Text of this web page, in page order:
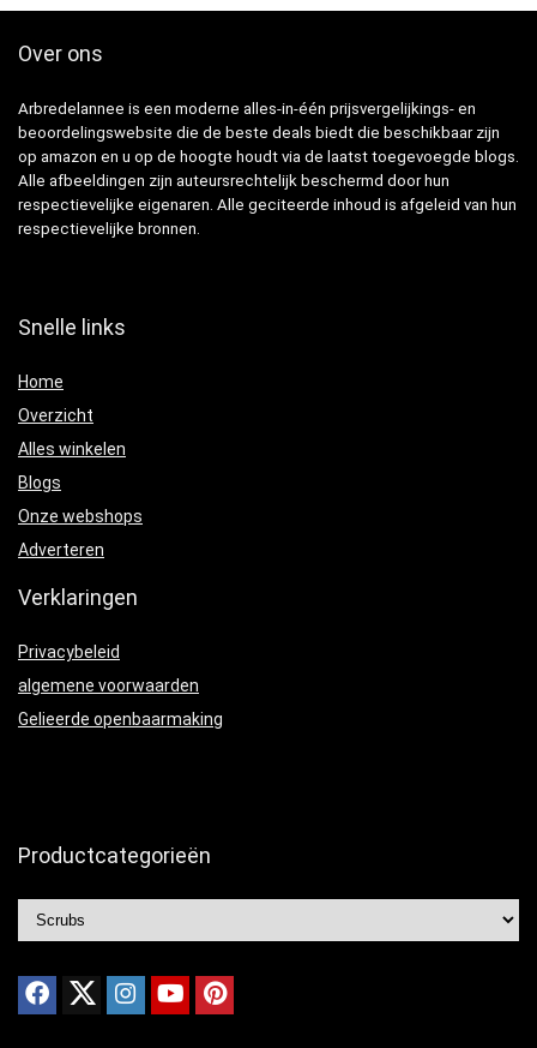
Over ons
Arbredelannee is een moderne alles-in-één prijsvergelijkings- en
beoordelingswebsite die de beste deals biedt die beschikbaar zijn
op amazon en u op de hoogte houdt via de laatst toegevoegde blogs.
Alle afbeeldingen zijn auteursrechtelijk beschermd door hun
respectievelijke eigenaren. Alle geciteerde inhoud is afgeleid van hun
respectievelijke bronnen.
Snelle links
Home
Overzicht
Alles winkelen
Blogs
Onze webshops
Adverteren
Verklaringen
Privacybeleid
algemene voorwaarden
Gelieerde openbaarmaking
Productcategorieën